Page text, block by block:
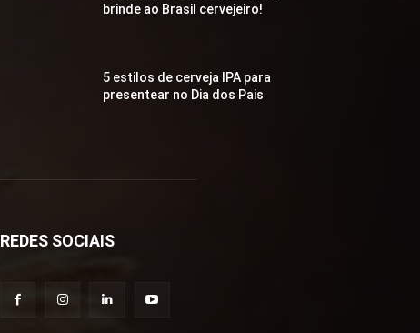
brinde ao Brasil cervejeiro!
5 estilos de cerveja IPA para
presentear no Dia dos Pais
REDES SOCIAIS